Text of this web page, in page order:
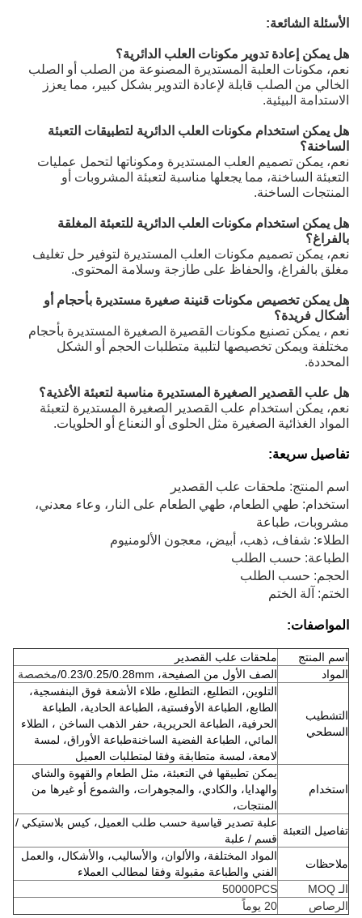
الأسئلة الشائعة:
هل يمكن إعادة تدوير مكونات العلب الدائرية؟
نعم، مكونات العلبة المستديرة المصنوعة من الصلب أو الصلب
الخالي من الصلب قابلة لإعادة التدوير بشكل كبير، مما يعزز
الاستدامة البيئية.
هل يمكن استخدام مكونات العلب الدائرية لتطبيقات التعبئة
الساخنة؟
نعم، يمكن تصميم العلب المستديرة ومكوناتها لتحمل عمليات
التعبئة الساخنة، مما يجعلها مناسبة لتعبئة المشروبات أو
المنتجات الساخنة.
هل يمكن استخدام مكونات العلب الدائرية للتعبئة المغلقة
بالفراغ؟
نعم، يمكن تصميم مكونات العلب المستديرة لتوفير حل تغليف
مغلق بالفراغ، والحفاظ على طازجة وسلامة المحتوى.
هل يمكن تخصيص مكونات قنينة صغيرة مستديرة بأحجام أو
أشكال فريدة؟
نعم ، يمكن تصنيع مكونات القصيرة الصغيرة المستديرة بأحجام
مختلفة ويمكن تخصيصها لتلبية متطلبات الحجم أو الشكل
المحددة.
هل علب القصدير الصغيرة المستديرة مناسبة لتعبئة الأغذية؟
نعم، يمكن استخدام علب القصدير الصغيرة المستديرة لتعبئة
المواد الغذائية الصغيرة مثل الحلوى أو النعناع أو الحلويات.
تفاصيل سريعة:
اسم المنتج: ملحقات علب القصدير
استخدام: طهي الطعام، طهي الطعام على النار، وعاء معدني،
مشروبات، طباعة
الطلاء: شفاف، ذهب، أبيض، معجون الألومنيوم
الطباعة: حسب الطلب
الحجم: حسب الطلب
الختم: آلة الختم
المواصفات:
اسم المنتج
ملحقات علب القصدير
المواد
الصف الأول من الصفيحة، 0.23/0.25/0.28mm/ مخصصة
التشطيب
السطحي
التلوين، التطليع، التطليع، طلاء الأشعة فوق البنفسجية،
الطابع، الطباعة الأوفستية، الطباعة الحادية، الطباعة
الحرفية، الطباعة الحريرية، حفر الذهب الساخن ، الطلاء
المائي، الطباعة الفضية الساخنةطباعة الأوراق، لمسة
لامعة، لمسة متطابقة وفقا لمتطلبات العميل
استخدام
يمكن تطبيقها في التعبئة، مثل الطعام والقهوة والشاي
والهدايا، والكادي، والمجوهرات، والشموع أو غيرها من
المنتجات،
تفاصيل التعبئة
علبة تصدير قياسية حسب طلب العميل، كيس بلاستيكي /
قسم / علبة
ملاحظات
المواد المختلفة، والألوان، والأساليب، والأشكال، والعمل
الفني والطباعة مقبولة وفقا لمطالب العملاء
الـ MOQ
50000PCS
الرصاص
20 يوماً